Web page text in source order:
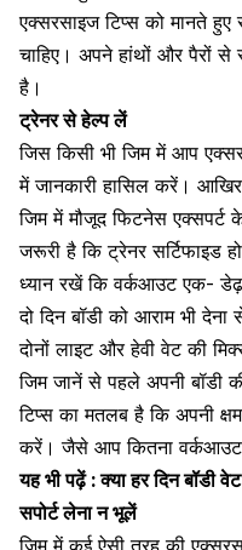
एक्सरसाइज टिप्स को मानते
चाहिए। अपने हांथों और पैरों से
है।
ट्रेनर से हेल्प लें
जिस किसी भी जिम में आप
में जानकारी हासिल करें।
जिम में मौजूदफिटनेस एक्सपर्टके
जरूरी है कि ट्रेनर सर्टिफाइड
ध्यान रखें कि वर्कआउट एक-
दो दिनबॉडी को आराम भी देना
दोनोंलाइट और हेवी वेटकी
जिम जानें से पहले अपनी बॉडी
टिप्स का मतलब है कि अपनी
करें। जैसे आप कितना वर्कआउट
यह भी पढ़ें :क्या हर दिन बॉडी
सपोर्ट लेना न भूलें